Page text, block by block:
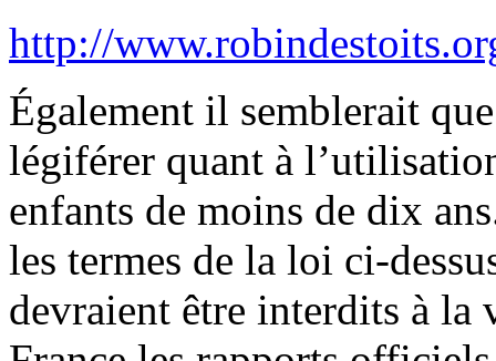
http://
Également il semblerait
légiférer quant à
enfants de moins de dix
les termes de la loi ci-
devraient être interdits à la